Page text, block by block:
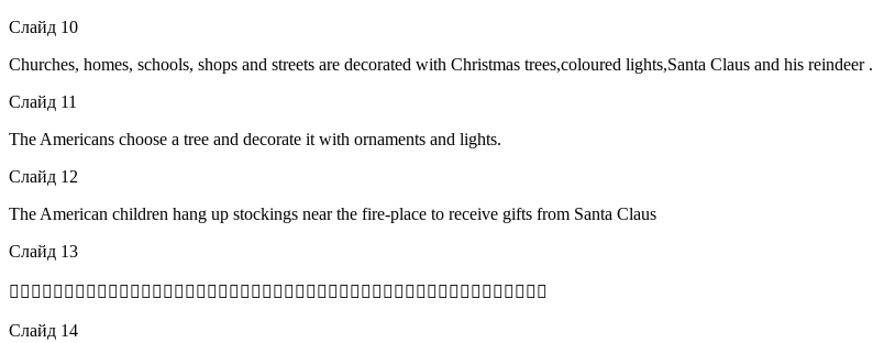
Слайд 10
Churches, homes, schools, shops and streets are decorated with Christmas trees,coloured lights,Santa Claus and his reindeer .
Слайд 11
The Americans choose a tree and decorate it with ornaments and lights.
Слайд 12
The American children hang up stockings near the fire-place to receive gifts from Santa Claus
Слайд 13

Слайд 14